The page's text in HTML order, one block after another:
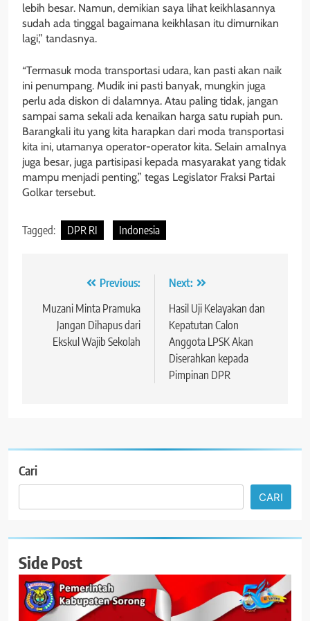
lebih besar. Namun, demikian saya lihat keikhlasannya
sudah ada tinggal bagaimana keikhlasan itu dimurnikan
lagi,” tandasnya.
“Termasuk moda transportasi udara, kan pasti akan naik
ini penumpang. Mudik ini pasti banyak, mungkin juga
perlu ada diskon di dalamnya. Atau paling tidak, jangan
sampai sama sekali ada kenaikan harga satu rupiah pun.
Barangkali itu yang kita harapkan dari moda transportasi
kita ini, utamanya operator-operator kita. Selain amalnya
juga besar, juga partisipasi kepada masyarakat yang tidak
mampu menjadi penting,” tegas Legislator Fraksi Partai
Golkar tersebut.
Tagged: DPR RI Indonesia
Navigasi
pos
Previous:
Muzani Minta Pramuka
Jangan Dihapus dari
Ekskul Wajib Sekolah
Next:
Hasil Uji Kelayakan dan
Kepatutan Calon
Anggota LPSK Akan
Diserahkan kepada
Pimpinan DPR
Cari
CARI
Side Post